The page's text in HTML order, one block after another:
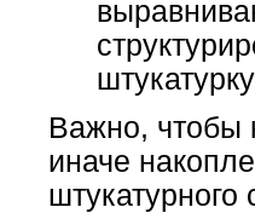
Важно, чтобы
иначе
штукатурного